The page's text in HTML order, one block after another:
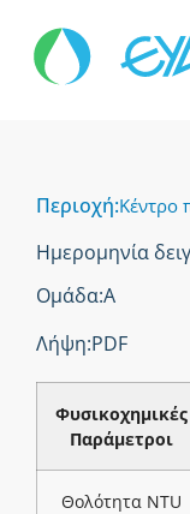
Περιοχή:Κέντρο
Ημερομηνία
Ομάδα:Α
Λήψη:PDF
Φυσικοχημικές
Παράμετροι
Θολότητα NTU